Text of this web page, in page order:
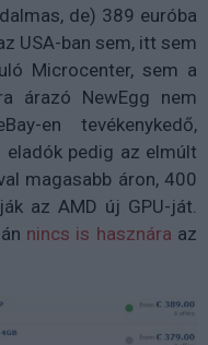
de) 389 euróba
USA-ban sem, itt sem
Microcenter, sem a
árazó NewEgg nem
en tevékenykedő,
pedig az elmúlt
magasabb áron, 400
az AMD új GPU-ját.
nincs is hasznára az